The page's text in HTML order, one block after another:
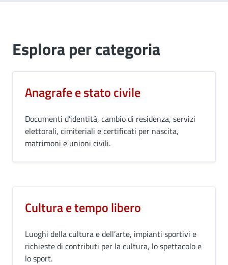
Esplora per categoria
Anagrafe e stato civile
Documenti d’identità, cambio di residenza, servizi
elettorali, cimiteriali e certificati per nascita,
matrimoni e unioni civili.
Cultura e tempo libero
Luoghi della cultura e dell’arte, impianti sportivi e
richieste di contributi per la cultura, lo spettacolo e
lo sport.